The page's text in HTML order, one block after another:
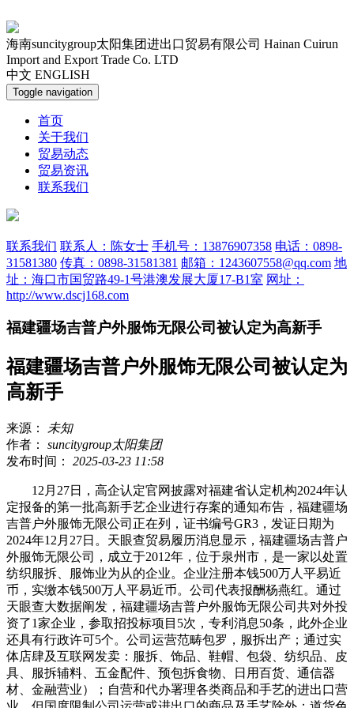
海南suncitygroup太阳集团进出口贸易有限公司 Hainan Cuirun
Import and Export Trade Co. LTD
中文 ENGLISH
Toggle navigation
首页
关于我们
贸易动态
贸易资讯
联系我们
联系我们 联系人：陈女士 手机号：13876907358 电话：0898-
31581380 传真：0898-31581381 邮箱：1243607558@qq.com 地
址：海口市国贸路49-1号港澳发展大厦17-B1室 网址：
http://www.dscj168.com
福建疆场吉普户外服饰无限公司被认定为高新手
福建疆场吉普户外服饰无限公司被认定为
高新手
来源：
未知
作者： suncitygroup太阳集团
发布时间： 2025-03-23 11:58
12月27日，高企认定官网披露对福建省认定机构2024年认
定报备的第一批高新手艺企业进行存案的通知布告，福建疆场
吉普户外服饰无限公司正在列，证书编号GR3，发证日期为
2024年12月27日。天眼查贸易履历消息显示，福建疆场吉普户
外服饰无限公司，成立于2012年，位于泉州市，是一家以处置
纺织服拆、服饰业为从的企业。企业注册本钱500万人平易近
币，实缴本钱500万人平易近币。公司代表报酬杨燕红。通过
天眼查大数据阐发，福建疆场吉普户外服饰无限公司共对外投
资了1家企业，参取招投标项目5次，专利消息50条，此外企业
还具有行政许可5个。公司运营范畴包罗，服拆出产；通过实
体店肆及互联网发卖：服拆、饰品、鞋帽、包袋、纺织品、皮
具、服拆辅料、五金配件、预包拆食物、日用百货、通信器
材、金融营业）；自营和代办署理各类商品和手艺的进出口营